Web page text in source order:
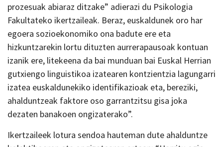
prozesuak abiaraz ditzake” adierazi du Psikologia
Fakultateko ikertzaileak. Beraz, euskaldunek oro har
egoera sozioekonomiko ona badute ere eta
hizkuntzarekin lortu dituzten aurrerapausoak kontuan
izanik ere, litekeena da bai munduan bai Euskal Herrian
gutxiengo linguistikoa izatearen kontzientzia lagungarri
izatea euskaldunekiko identifikazioak eta, bereziki,
ahalduntzeak faktore oso garrantzitsu gisa joka
dezaten banakoen ongizaterako”.
Ikertzaileek lotura sendoa hauteman dute ahalduntze